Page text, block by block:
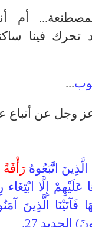
أم
تحرك فينا
...
وجل عن أتباع
اتَّبَعُوهُ
عَلَيْهِمْ إِلَّا
فَآتَيْنَا الَّذِينَ
الحديد 27.